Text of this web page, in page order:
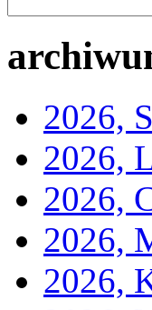
2026,
2026,
2026,
2026,
2026,